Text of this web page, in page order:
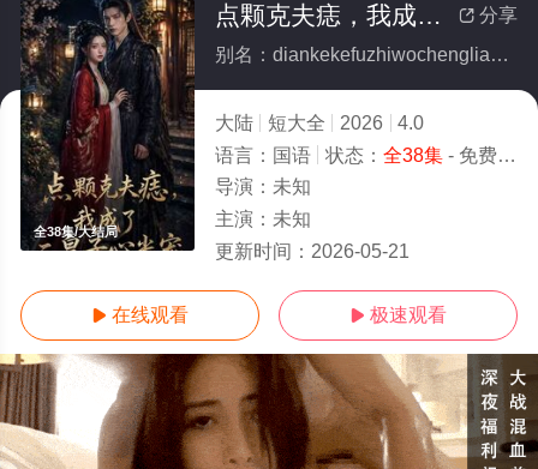
全38集/大结局
 分享
点颗克夫痣，我成了二皇子心尖宠(全集)
别名：diankekefuzhiwochengliaoerhuangzixinjianchong
大陆 短大全 2026
4.0
语言： 国语 状态： 全38集- 免费在线观看
导演： 未知
主演： 未知
更新时间： 2026-05-21
 在线观看  极速观看